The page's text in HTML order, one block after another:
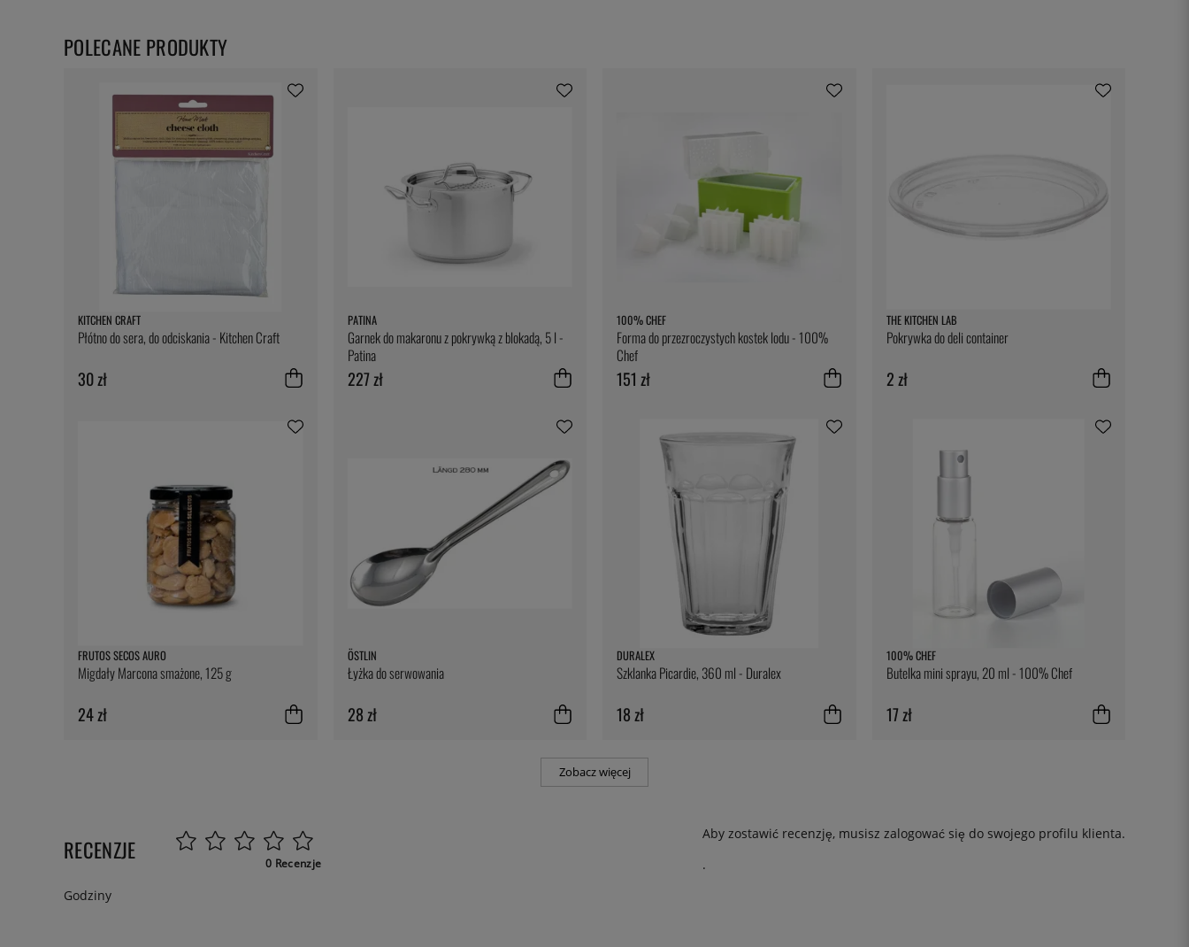
KITCHEN CRAFT
Płótno do sera, do odciskania - Kitchen Craft
30 zł
PATINA
Garnek do makaronu z pokrywką z blokadą, 5 l -
Patina
227 zł
100% CHEF
Forma do przezroczystych kostek lodu - 100%
Chef
151 zł
THE KITCHEN LAB
Pokrywka do deli container
2 zł
FRUTOS SECOS AURO
Migdały Marcona smażone, 125 g
24 zł
ÖSTLIN
Łyżka do serwowania
28 zł
DURALEX
Szklanka Picardie, 360 ml - Duralex
18 zł
100% CHEF
Butelka mini sprayu, 20 ml - 100% Chef
17 zł
Zobacz więcej
POLECANE PRODUKTY
RECENZJE 0 Recenzje
Aby zostawić recenzję, musisz zalogować się do swojego profilu klienta.
.
Godziny